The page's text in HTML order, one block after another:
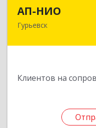
АП-НИО
Гурьевск
Клиентов на
238300